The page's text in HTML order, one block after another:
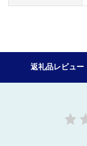
返礼品レビュー